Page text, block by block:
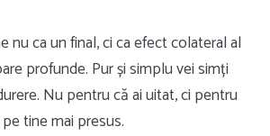
nu ca un final, ci ca efect colateral al
profunde. Pur și simplu vei simți
Nu pentru că ai uitat, ci pentru
tine mai presus.